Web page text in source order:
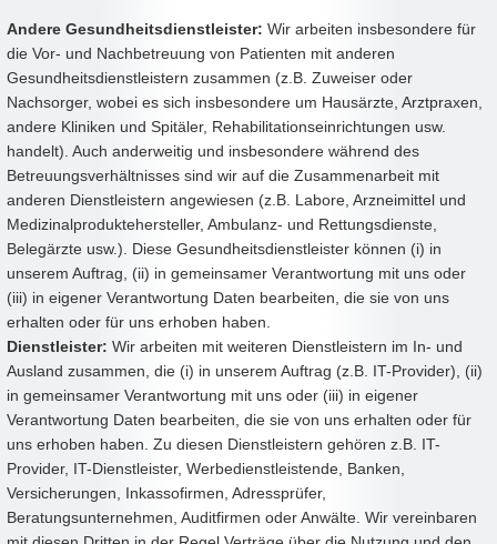
Andere Gesundheitsdienstleister: Wir arbeiten insbesondere für
die Vor- und Nachbetreuung von Patienten mit anderen
Gesundheitsdienstleistern zusammen (z.B. Zuweiser oder
Nachsorger, wobei es sich insbesondere um Hausärzte, Arztpraxen,
andere Kliniken und Spitäler, Rehabilitationseinrichtungen usw.
handelt). Auch anderweitig und insbesondere während des
Betreuungsverhältnisses sind wir auf die Zusammenarbeit mit
anderen Dienstleistern angewiesen (z.B. Labore, Arzneimittel und
Medizinalproduktehersteller, Ambulanz- und Rettungsdienste,
Belegärzte usw.). Diese Gesundheitsdienstleister können (i) in
unserem Auftrag, (ii) in gemeinsamer Verantwortung mit uns oder
(iii) in eigener Verantwortung Daten bearbeiten, die sie von uns
erhalten oder für uns erhoben haben.
Dienstleister: Wir arbeiten mit weiteren Dienstleistern im In- und
Ausland zusammen, die (i) in unserem Auftrag (z.B. IT-Provider), (ii)
in gemeinsamer Verantwortung mit uns oder (iii) in eigener
Verantwortung Daten bearbeiten, die sie von uns erhalten oder für
uns erhoben haben. Zu diesen Dienstleistern gehören z.B. IT-
Provider, IT-Dienstleister, Werbedienstleistende, Banken,
Versicherungen, Inkassofirmen, Adressprüfer,
Beratungsunternehmen, Auditfirmen oder Anwälte. Wir vereinbaren